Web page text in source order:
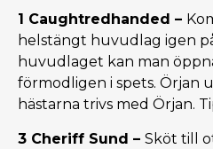
1 Caughtredhanded –
helstängt huvudlag igen
huvudlaget kan man
förmodligen i spets. Örjan
hästarna trivs med Örjan.
3 Cheriff Sund – Sköt till